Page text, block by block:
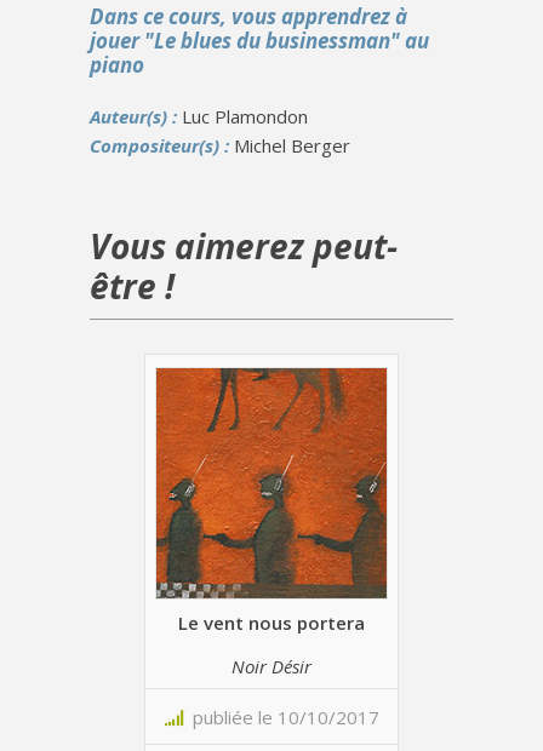
Dans ce cours, vous apprendrez à
jouer "Le blues du businessman" au
piano
Auteur(s) : Luc Plamondon
Compositeur(s) : Michel Berger
Vous aimerez peut-
être !
Le vent nous portera
Noir Désir
publiée le 10/10/2017